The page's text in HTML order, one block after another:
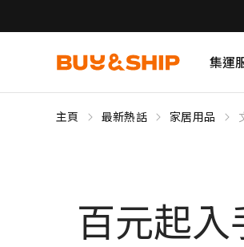
集運
主頁 最新熱話 家居用品
百元起